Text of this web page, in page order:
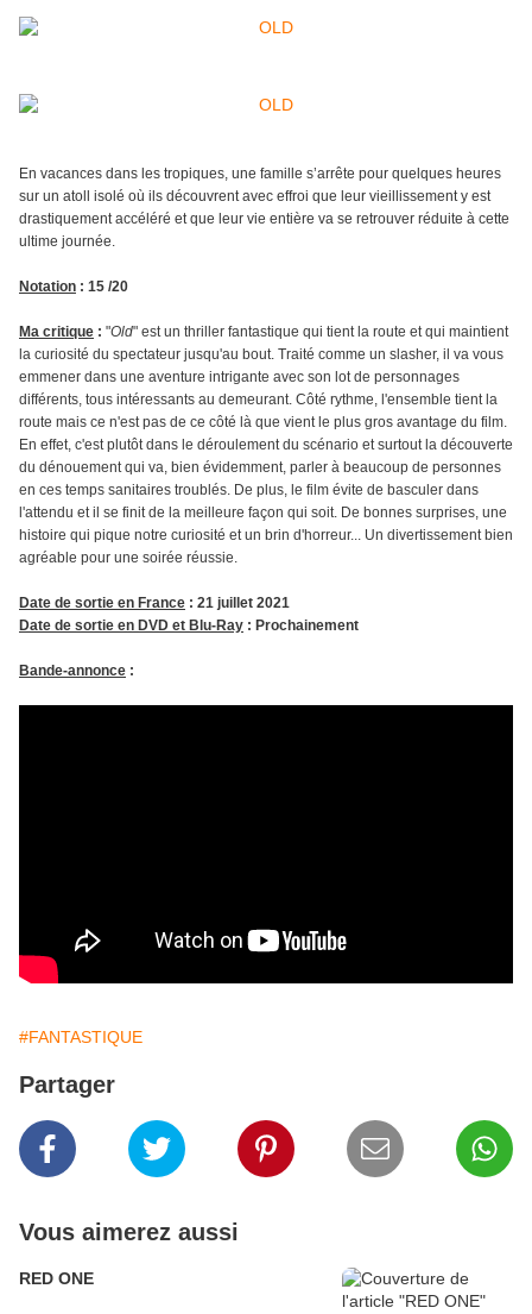
En vacances dans les tropiques, une famille s’arrête pour quelques heures
sur un atoll isolé où ils découvrent avec effroi que leur vieillissement y est
drastiquement accéléré et que leur vie entière va se retrouver réduite à cette
ultime journée.
Notation : 15 /20
Ma critique : "Old" est un thriller fantastique qui tient la route et qui maintient
la curiosité du spectateur jusqu'au bout. Traité comme un slasher, il va vous
emmener dans une aventure intrigante avec son lot de personnages
différents, tous intéressants au demeurant. Côté rythme, l'ensemble tient la
route mais ce n'est pas de ce côté là que vient le plus gros avantage du film.
En effet, c'est plutôt dans le déroulement du scénario et surtout la découverte
du dénouement qui va, bien évidemment, parler à beaucoup de personnes
en ces temps sanitaires troublés. De plus, le film évite de basculer dans
l'attendu et il se finit de la meilleure façon qui soit. De bonnes surprises, une
histoire qui pique notre curiosité et un brin d'horreur... Un divertissement bien
agréable pour une soirée réussie.
Date de sortie en France : 21 juillet 2021
Date de sortie en DVD et Blu-Ray : Prochainement
Bande-annonce :
#FANTASTIQUE
Partager
Vous aimerez aussi
RED ONE